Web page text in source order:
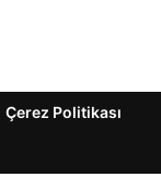
Çerez Politikası